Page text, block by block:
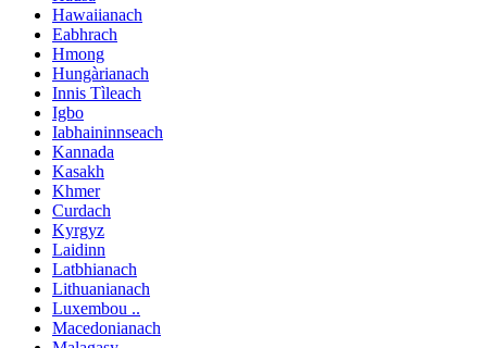
Hawaiianach
Eabhrach
Hmong
Hungàrianach
Innis Tìleach
Igbo
Iabhaininnseach
Kannada
Kasakh
Khmer
Curdach
Kyrgyz
Laidinn
Latbhianach
Lithuanianach
Luxembou ..
Macedonianach